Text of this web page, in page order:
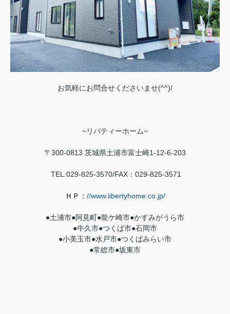
お気軽にお問合せくださいませ(^^)/
~リバティーホーム~
〒300-0813 茨城県土浦市富士崎1-12-6-203
TEL:029-825-3570/FAX：029-825-3571
ＨＰ： //www.libertyhome.co.jp/
●土浦市●阿見町●龍ケ崎市●かすみがうら市
●牛久市●つくば市●石岡市
●小美玉市●水戸市●つくばみらい市
●常総市●坂東市